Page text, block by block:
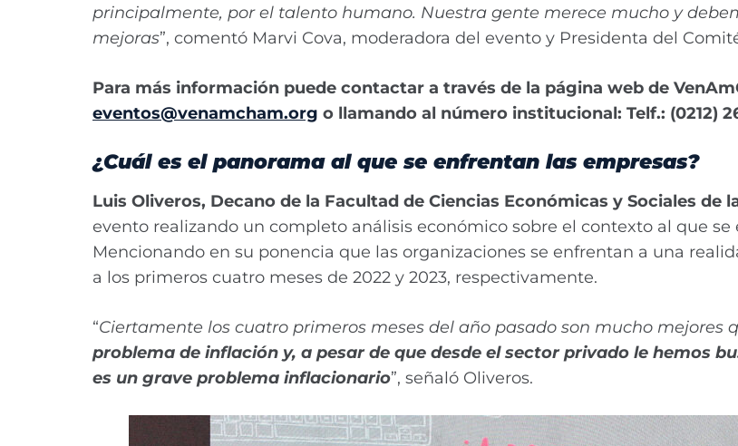
principalmente, por el talento humano. Nuestra gente merece mucho y
mejoras”, comentó Marvi Cova, moderadora del evento y Presidenta del
Para más información puede contactar a través de la página web de
eventos@venamcham.org o llamando al número institucional: Telf.: (0212)
¿Cuál es el panorama al que se enfrentan las empresas?
Luis Oliveros, Decano de la Facultad de Ciencias Económicas y Sociales
evento realizando un completo análisis económico sobre el contexto al que
Mencionando en su ponencia que las organizaciones se enfrentan a una
a los primeros cuatro meses de 2022 y 2023, respectivamente.
“Ciertamente los cuatro primeros meses del año pasado son mucho mejores
problema de inflación y, a pesar de que desde el sector privado le hemos
es un grave problema inflacionario”, señaló Oliveros.